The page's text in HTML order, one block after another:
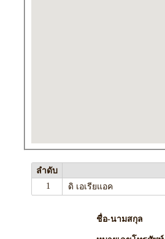
ลำดับ
1
ดิ เอเรียแอค
ชื่อ-นามสกุล